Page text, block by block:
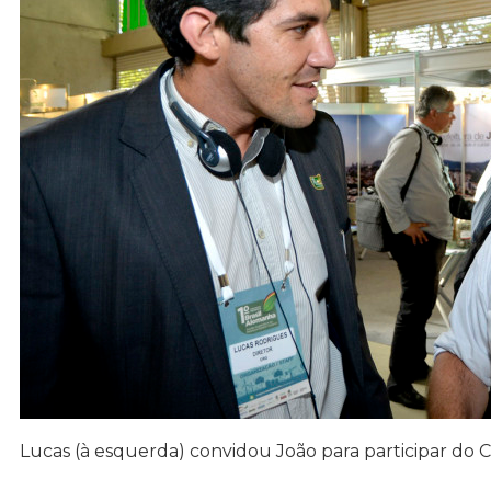
Lucas (à esquerda) convidou João para participar do